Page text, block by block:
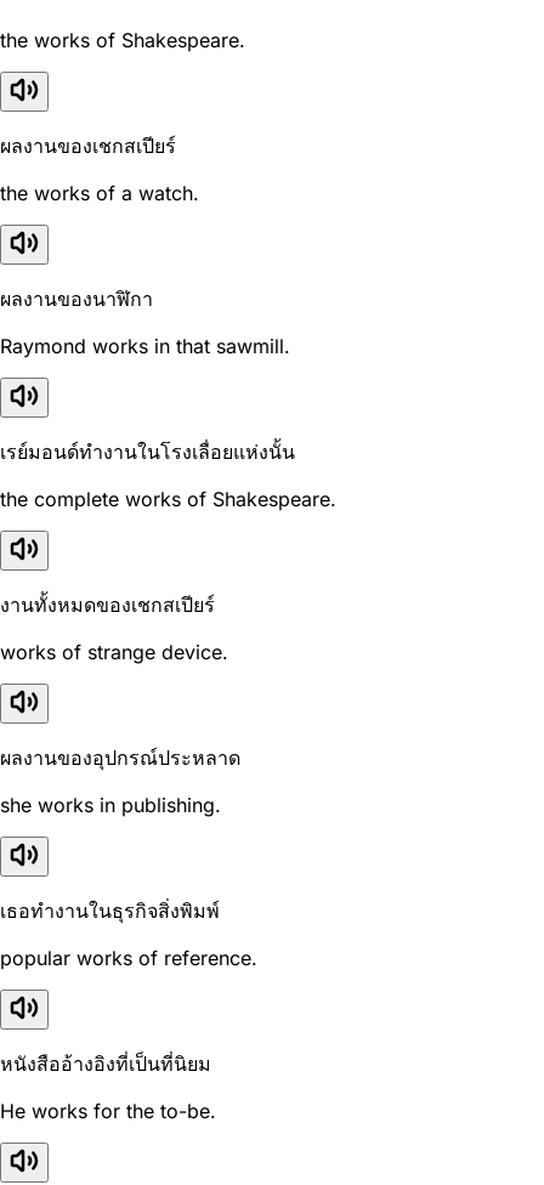
the works of Shakespeare.
ผลงานของเชกสเปียร์
the works of a watch.
ผลงานของนาฬิกา
Raymond works in that sawmill.
เรย์มอนด์ทำงานในโรงเลื่อยแห่งนั้น
the complete works of Shakespeare.
งานทั้งหมดของเชกสเปียร์
works of strange device.
ผลงานของอุปกรณ์ประหลาด
she works in publishing.
เธอทำงานในธุรกิจสิ่งพิมพ์
popular works of reference.
หนังสืออ้างอิงที่เป็นที่นิยม
He works for the to-be.